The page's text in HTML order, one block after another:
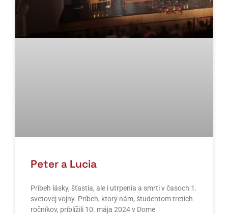
Peter a Lucia
Príbeh lásky, šťastia, ale i utrpenia a smrti v časoch 1.
svetovej vojny. Príbeh, ktorý nám, študentom tretích
ročníkov, priblížili 10. mája 2024 v Dome